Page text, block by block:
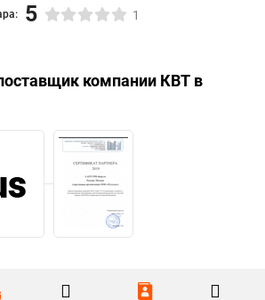
5 1
компании КВТ в